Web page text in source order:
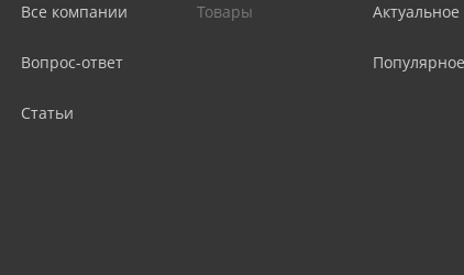
Все компании
Вопрос-ответ
Статьи
Товары Актуальное
Популярное